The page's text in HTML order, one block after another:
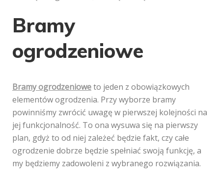
Bramy
ogrodzeniowe
Bramy ogrodzenioweto jeden z obowiązkowych
elementów ogrodzenia. Przy wyborze bramy
powinniśmy zwrócić uwagę w pierwszej kolejności na
jej funkcjonalność. To ona wysuwa się na pierwszy
plan, gdyż to od niej zależeć będzie fakt, czy całe
ogrodzenie dobrze będzie spełniać swoją funkcję, a
my będziemy zadowoleni z wybranego rozwiązania.